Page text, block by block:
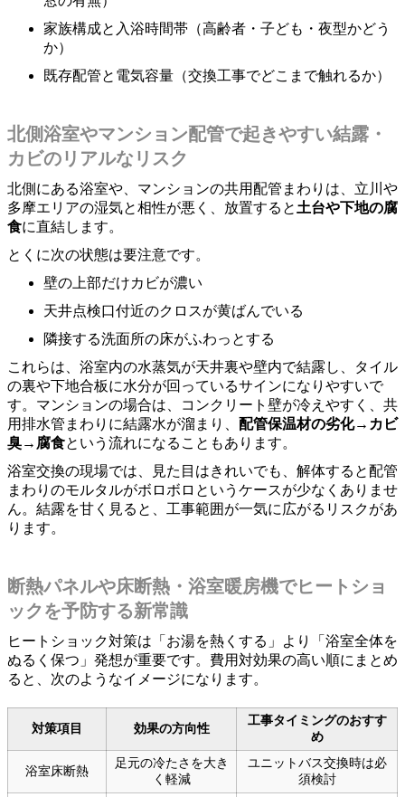
家族構成と入浴時間帯（高齢者・子ども・夜型かどう
か）
既存配管と電気容量（交換工事でどこまで触れるか）
北側浴室やマンション配管で起きやすい結露・
カビのリアルなリスク
北側にある浴室や、マンションの共用配管まわりは、立川や
多摩エリアの湿気と相性が悪く、放置すると 土台や下地の腐
食に直結します。
とくに次の状態は要注意です。
壁の上部だけカビが濃い
天井点検口付近のクロスが黄ばんでいる
隣接する洗面所の床がふわっとする
これらは、浴室内の水蒸気が天井裏や壁内で結露し、タイル
の裏や下地合板に水分が回っているサインになりやすいで
す。マンションの場合は、コンクリート壁が冷えやすく、共
用排水管まわりに結露水が溜まり、 配管保温材の劣化→カビ
臭→腐食という流れになることもあります。
浴室交換の現場では、見た目はきれいでも、解体すると配管
まわりのモルタルがボロボロというケースが少なくありませ
ん。結露を甘く見ると、工事範囲が一気に広がるリスクがあ
ります。
断熱パネルや床断熱・浴室暖房機でヒートショ
ックを予防する新常識
ヒートショック対策は「お湯を熱くする」より「浴室全体を
ぬるく保つ」発想が重要です。費用対効果の高い順にまとめ
ると、次のようなイメージになります。
対策項目 効果の方向性
工事タイミングのおすす
め
浴室床断熱
足元の冷たさを大き
く軽減
ユニットバス交換時は必
須検討